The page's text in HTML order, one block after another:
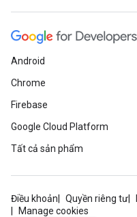
Android
Chrome
Firebase
Google Cloud Platform
Tất cả sản phẩm
Điều khoản Quyền riêng tư
Manage cookies